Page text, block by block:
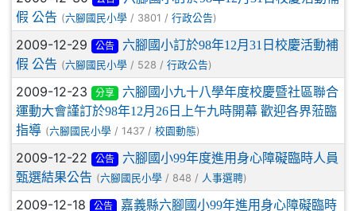
假 公告 (六腳國民小學 / 3801 / 行政公告)
2009-12-29 公告
六腳國小訂於98年12月31日校慶活動補
假 公告 (六腳國民小學 / 528 / 行政公告)
2009-12-23 分享
六腳國小九十八學年度校慶暨社區聯合
運動大會謹訂於98年12月26日上午九時開幕 歡迎各界蒞臨
指導 (六腳國民小學 / 1437 / 校園動態)
2009-12-22 公告
六腳國小99年度進用身心障礙臨時人員
甄選結果公告 (六腳國民小學 / 848 / 人事選聘)
2009-12-18 公告
嘉義縣六腳國小99年進用身心障礙臨時